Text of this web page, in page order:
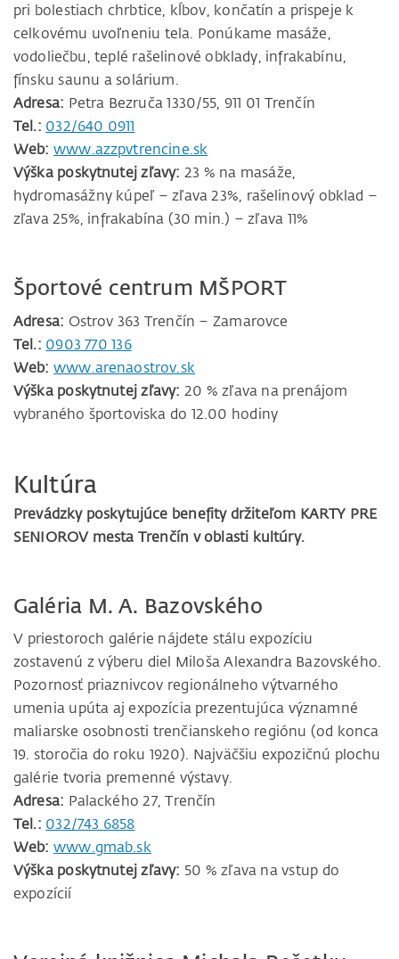
pri bolestiach chrbtice, kĺbov, končatín a prispeje k
celkovému uvoľneniu tela. Ponúkame masáže,
vodoliečbu, teplé rašelinové obklady, infrakabínu,
fínsku saunu a solárium.
Adresa: Petra Bezruča 1330/55, 911 01 Trenčín
Tel.: 032/640 0911
Web: www.azzpvtrencine.sk
Výška poskytnutej zľavy: 23 % na masáže,
hydromasážny kúpeľ – zľava 23%, rašelinový obklad –
zľava 25%, infrakabína (30 min.) – zľava 11%
Športové centrum MŠPORT
Adresa: Ostrov 363 Trenčín – Zamarovce
Tel.: 0903 770 136
Web: www.arenaostrov.sk
Výška poskytnutej zľavy: 20 % zľava na prenájom
vybraného športoviska do 12.00 hodiny
Kultúra
Prevádzky poskytujúce benefity držiteľom KARTY PRE
SENIOROV mesta Trenčín v oblasti kultúry.
Galéria M. A. Bazovského
V priestoroch galérie nájdete stálu expozíciu
zostavenú z výberu diel Miloša Alexandra Bazovského.
Pozornosť priaznivcov regionálneho výtvarného
umenia upúta aj expozícia prezentujúca významné
maliarske osobnosti trenčianskeho regiónu (od konca
19. storočia do roku 1920). Najväčšiu expozičnú plochu
galérie tvoria premenné výstavy.
Adresa: Palackého 27, Trenčín
Tel.: 032/743 6858
Web: www.gmab.sk
Výška poskytnutej zľavy: 50 % zľava na vstup do
expozícií